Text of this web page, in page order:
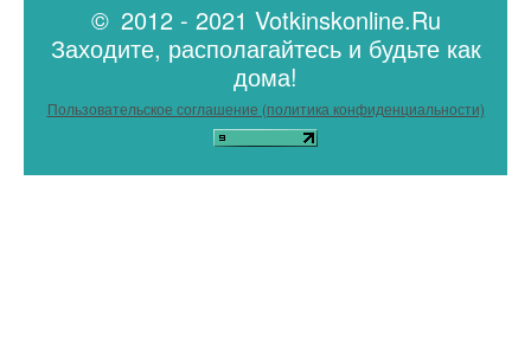
© 2012 - 2021 Votkinskonline.Ru
Заходите, располагайтесь и будьте как
дома!
Пользовательское соглашение (политика конфиденциальности)